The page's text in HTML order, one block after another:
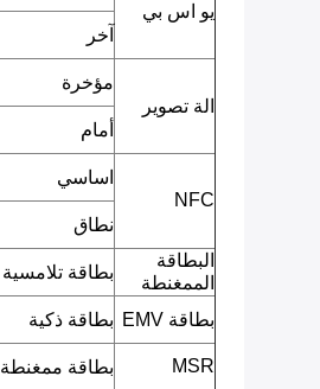
يو اس بي
آخر
الة تصوير
مؤخرة
أمام
NFC
اساسي
نطاق
البطاقة
الممغنطة
بطاقة تلامسية
بطاقة EMV
بطاقة ذكية
MSR بطاقة ممغنطة